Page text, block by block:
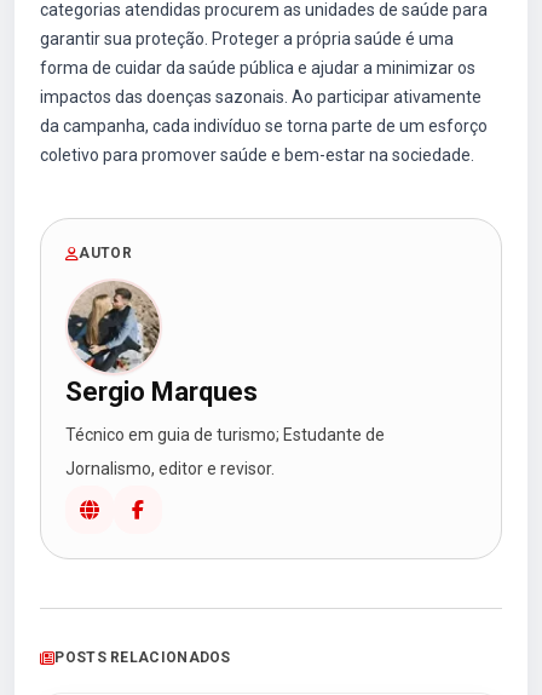
categorias atendidas procurem as unidades de saúde para
garantir sua proteção. Proteger a própria saúde é uma
forma de cuidar da saúde pública e ajudar a minimizar os
impactos das doenças sazonais. Ao participar ativamente
da campanha, cada indivíduo se torna parte de um esforço
coletivo para promover saúde e bem-estar na sociedade.
AUTOR
Sergio Marques
Técnico em guia de turismo; Estudante de
Jornalismo, editor e revisor.
POSTS RELACIONADOS